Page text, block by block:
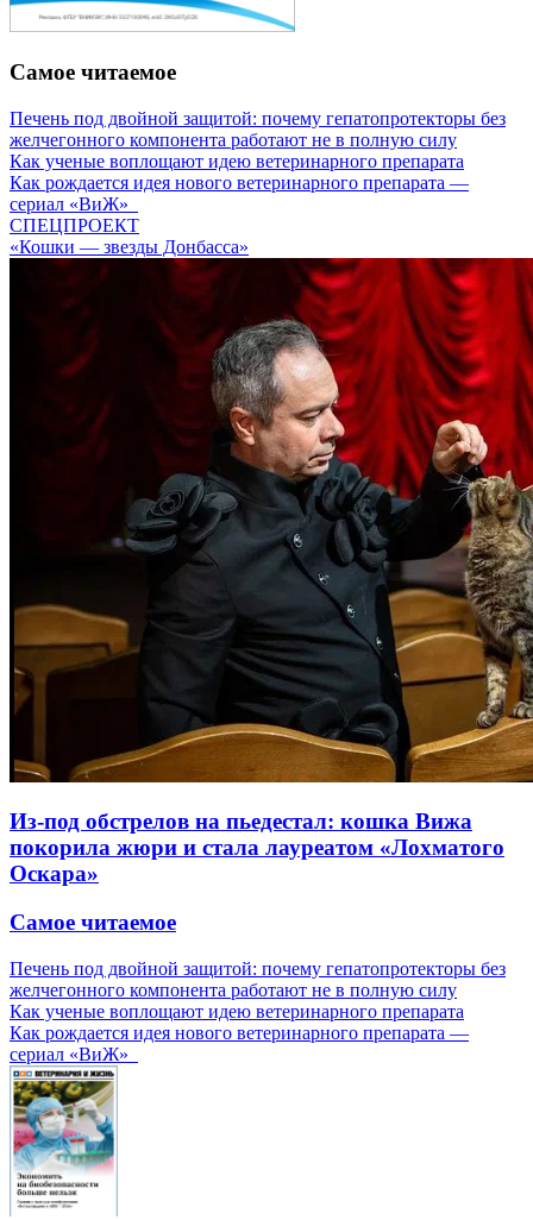
Самое читаемое
Печень под двойной защитой: почему гепатопротекторы без
желчегонного компонента работают не в полную силу
Как ученые воплощают идею ветеринарного препарата
Как рождается идея нового ветеринарного препарата —
сериал «ВиЖ»
СПЕЦПРОЕКТ
«Кошки — звезды Донбасса»
Из-под обстрелов на пьедестал: кошка Вижа
покорила жюри и стала лауреатом «Лохматого
Оскара»
Самое читаемое
Печень под двойной защитой: почему гепатопротекторы без
желчегонного компонента работают не в полную силу
Как ученые воплощают идею ветеринарного препарата
Как рождается идея нового ветеринарного препарата —
сериал «ВиЖ»